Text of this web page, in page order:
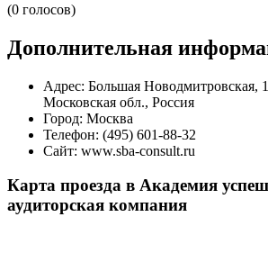
(0 голосов)
Дополнительная
Адрес: Большая Новодмитровская,
Московская обл., Россия
Город: Москва
Телефон: (495) 601-88-32
Сайт: www.sba-consult.ru
Карта проезда в Академия
аудиторская компания